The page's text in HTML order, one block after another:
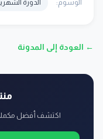
الوسوم: الدورة
← العودة إلى المدونة
اكتشف أفضل